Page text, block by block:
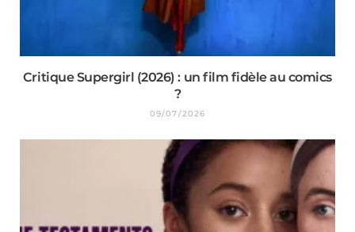
Critique Supergirl (2026) : un film fidèle au comics
?
09/07/2026